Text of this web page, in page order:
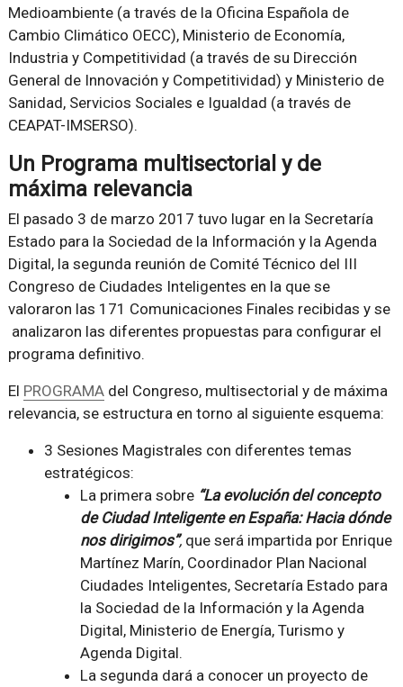
Medioambiente (a través de la Oficina Española de
Cambio Climático OECC), Ministerio de Economía,
Industria y Competitividad (a través de su Dirección
General de Innovación y Competitividad) y Ministerio de
Sanidad, Servicios Sociales e Igualdad (a través de
CEAPAT-IMSERSO).
Un Programa multisectorial y de
máxima relevancia
El pasado 3 de marzo 2017 tuvo lugar en la Secretaría
Estado para la Sociedad de la Información y la Agenda
Digital, la segunda reunión de Comité Técnico del III
Congreso de Ciudades Inteligentes en la que se
valoraron las 171 Comunicaciones Finales recibidas y se
analizaron las diferentes propuestas para configurar el
programa definitivo.
El PROGRAMAdel Congreso, multisectorial y de máxima
relevancia, se estructura en torno al siguiente esquema:
3 Sesiones Magistrales con diferentes temas
estratégicos:
La primera sobre “La evolución del concepto
de Ciudad Inteligente en España: Hacia dónde
nos dirigimos”,que será impartida por Enrique
Martínez Marín, Coordinador Plan Nacional
Ciudades Inteligentes, Secretaría Estado para
la Sociedad de la Información y la Agenda
Digital, Ministerio de Energía, Turismo y
Agenda Digital.
La segunda dará a conocer un proyecto de